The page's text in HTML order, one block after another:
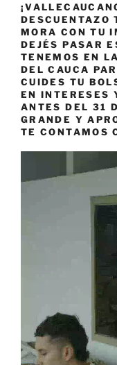
DESCUENTAZO
MORA CON TU
DEJÉS PASAR
TENEMOS EN
DEL CAUCA
CUIDES TU
EN INTERESES
ANTES DEL 31
GRANDE Y
TE CONTAMOS